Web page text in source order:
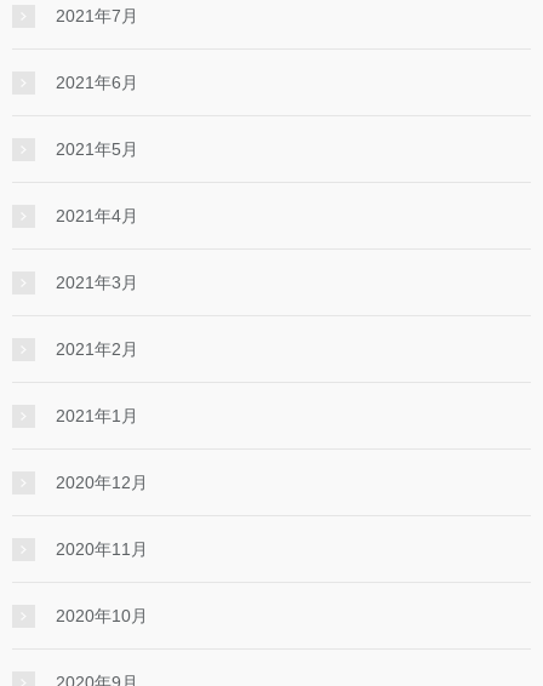
2021年7月
2021年6月
2021年5月
2021年4月
2021年3月
2021年2月
2021年1月
2020年12月
2020年11月
2020年10月